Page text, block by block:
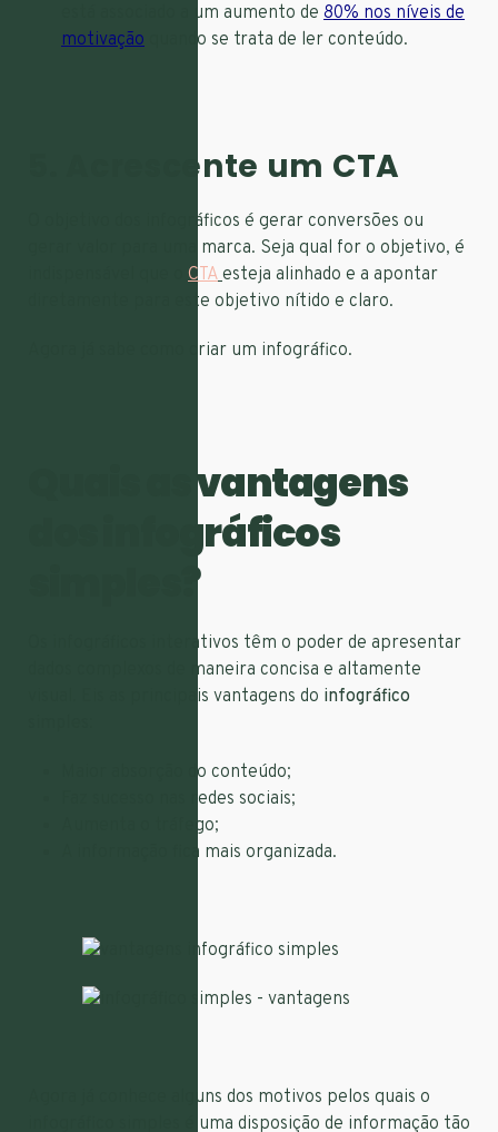
está associado a um aumento de 80% nos níveis de
motivação quando se trata de ler conteúdo.
5. Acrescente um CTA
O objetivo dos infográficos é gerar conversões ou
gerar valor para uma marca. Seja qual for o objetivo, é
CTA esteja alinhado e a apontar
diretamente para este objetivo nítido e claro.
Agora já sabe como criar um infográfico.
Quais as vantagens
dos infográficos
simples?
Os infográficos interativos têm o poder de apresentar
dados complexos de maneira concisa e altamente
visual. Eis as principais vantagens do infográfico
Maior absorção do conteúdo;
Faz sucesso nas redes sociais;
Aumenta o tráfego;
A informação fica mais organizada.
Agora já conhece alguns dos motivos pelos quais o
infográfico simples é uma disposição de informação tão